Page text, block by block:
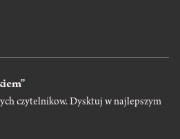
czytelnikow. Dysktuj w najlepszym